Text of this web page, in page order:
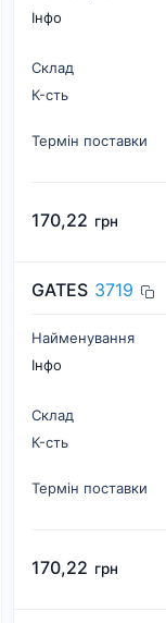
Інфо
Склад
К-cть
Термін поставки
170,22 грн
GATES 3719
Найменування
Інфо
Склад
К-cть
Термін поставки
170,22 грн